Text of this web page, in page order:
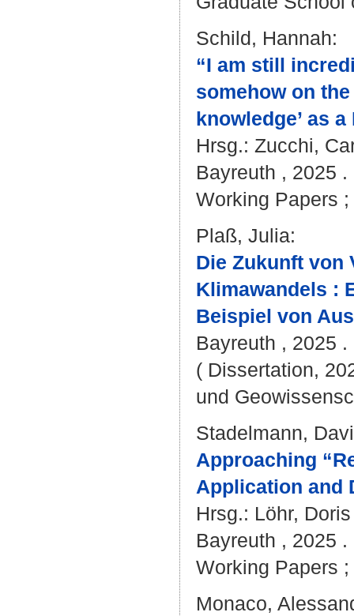
Schild, Hannah:
“I am still
somehow on
knowledge’ as
Hrsg.: Zucchi,
Bayreuth , 2025
Working Papers
Plaß, Julia:
Die Zukunft von
Klimawandels :
Beispiel von
Bayreuth , 2025 .
( Dissertation,
und
Stadelmann,
Approaching
Application and
Hrsg.: Löhr, Doris
Bayreuth , 2025
Working Papers
Monaco,